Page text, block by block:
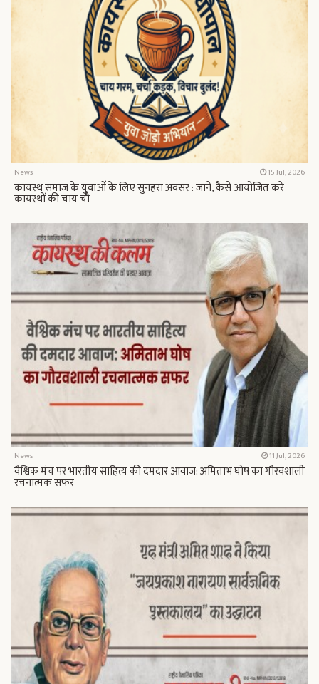
News 15 Jul, 2026
कायस्थ समाज के युवाओं के लिए सुनहरा अवसर : जानें, कैसे आयोजित करें
कायस्थों की चाय चौ
News 11 Jul, 2026
वैश्विक मंच पर भारतीय साहित्य की दमदार आवाज: अमिताभ घोष का गौरवशाली
रचनात्मक सफर